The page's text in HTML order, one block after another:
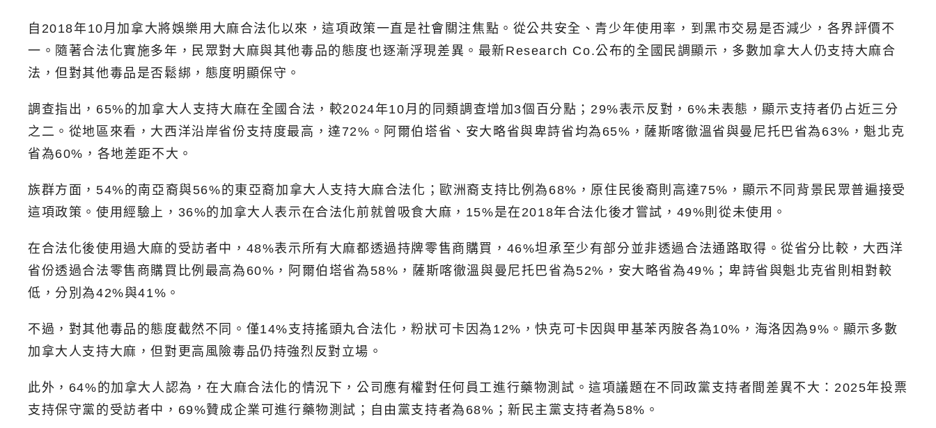
自2018年10月加拿大將娛樂用大麻合法化以來，這項政策一直是社會關注焦點。從公共安全、青少年使用率，到黑市交易是否減少，各界評價不
一。隨著合法化實施多年，民眾對大麻與其他毒品的態度也逐漸浮現差異。最新Research Co.公布的全國民調顯示，多數加拿大人仍支持大麻合
法，但對其他毒品是否鬆綁，態度明顯保守。
調查指出，65%的加拿大人支持大麻在全國合法，較2024年10月的同類調查增加3個百分點；29%表示反對，6%未表態，顯示支持者仍占近三分
之二。從地區來看，大西洋沿岸省份支持度最高，達72%。阿爾伯塔省、安大略省與卑詩省均為65%，薩斯喀徹溫省與曼尼托巴省為63%，魁北克
省為60%，各地差距不大。
族群方面，54%的南亞裔與56%的東亞裔加拿大人支持大麻合法化；歐洲裔支持比例為68%，原住民後裔則高達75%，顯示不同背景民眾普遍接受
這項政策。使用經驗上，36%的加拿大人表示在合法化前就曾吸食大麻，15%是在2018年合法化後才嘗試，49%則從未使用。
在合法化後使用過大麻的受訪者中，48%表示所有大麻都透過持牌零售商購買，46%坦承至少有部分並非透過合法通路取得。從省分比較，大西洋
省份透過合法零售商購買比例最高為60%，阿爾伯塔省為58%，薩斯喀徹溫與曼尼托巴省為52%，安大略省為49%；卑詩省與魁北克省則相對較
低，分別為42%與41%。
不過，對其他毒品的態度截然不同。僅14%支持搖頭丸合法化，粉狀可卡因為12%，快克可卡因與甲基苯丙胺各為10%，海洛因為9%。顯示多數
加拿大人支持大麻，但對更高風險毒品仍持強烈反對立場。
此外，64%的加拿大人認為，在大麻合法化的情況下，公司應有權對任何員工進行藥物測試。這項議題在不同政黨支持者間差異不大：2025年投票
支持保守黨的受訪者中，69%贊成企業可進行藥物測試；自由黨支持者為68%；新民主黨支持者為58%。